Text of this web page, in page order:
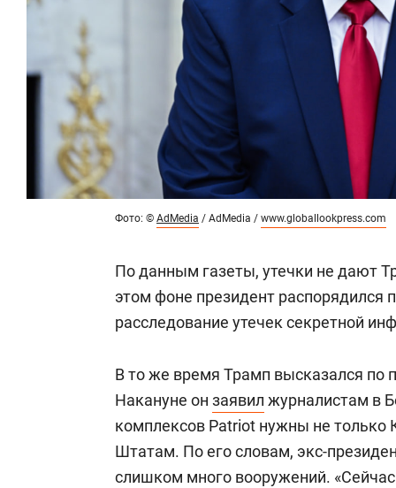
Фото: © AdMedia / AdMedia / www.globallookpress.com
По данным газеты, утечки не дают
этом фоне президент распорядился
расследование утечек секретной
В то же время Трамп высказался по
Накануне он заявил журналистам в
комплексов Patriot нужны не
Штатам. По его словам, экс-
слишком много вооружений.